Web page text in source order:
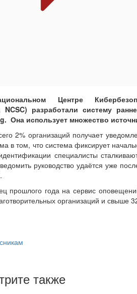
Центре
NCSC) разработали систему
Она использует множество
2% организаций получает
в том, что система фиксирует
специалисты
руководство удаётся уже
прошлого года на сервис
организаций и свыше
также